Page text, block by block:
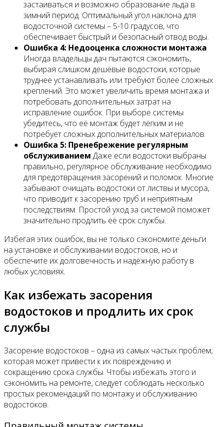
застаиваться и возможно образование льда в
зимний период. Оптимальный угол наклона для
водосточной системы – 5-10 градусов, что
обеспечивает быстрый и безопасный отвод воды.
Ошибка 4: Недооценка сложности монтажа
Иногда владельцы дач пытаются сэкономить,
выбирая слишком дешёвые водостоки, которые
труднее устанавливать или требуют более сложных
креплений. Это может увеличить время монтажа и
потребовать дополнительных затрат на
исправление ошибок. При выборе системы
убедитесь, что её монтаж будет лёгким и не
потребует сложных дополнительных материалов.
Ошибка 5: Пренебрежение регулярным
обслуживанием Даже если водостоки выбраны
правильно, регулярное обслуживание необходимо
для предотвращения засорений и поломок. Многие
забывают очищать водостоки от листвы и мусора,
что приводит к засорению труб и неприятным
последствиям. Простой уход за системой поможет
значительно продлить её срок службы.
Избегая этих ошибок, вы не только сэкономите деньги
на установке и обслуживании водостоков, но и
обеспечите их долговечность и надёжную работу в
любых условиях.
Как избежать засорения
водостоков и продлить их срок
службы
Засорение водостоков – одна из самых частых проблем,
которая может привести к их повреждению и
сокращению срока службы. Чтобы избежать этого и
сэкономить на ремонте, следует соблюдать несколько
простых рекомендаций по монтажу и обслуживанию
водостоков.